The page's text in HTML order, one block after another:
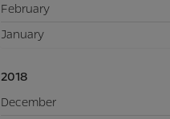
February
January
2018
December